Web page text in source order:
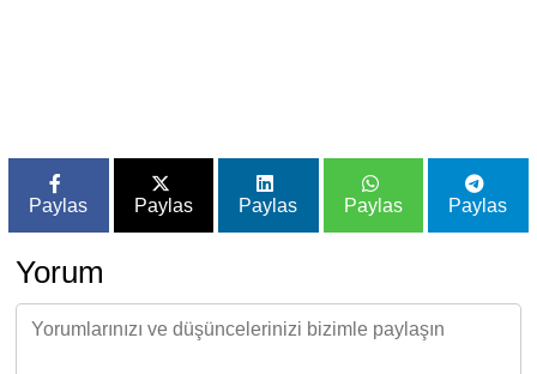
Paylas Paylas Paylas Paylas Paylas
Yorum